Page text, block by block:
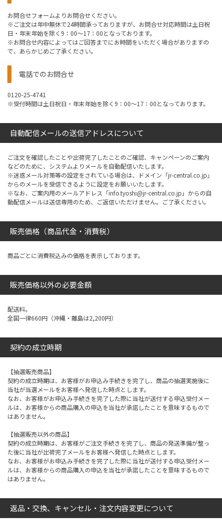
お問合せフォームよりお問合せください。
※ご注文は年中無休で24時間承っておりますが、お問合せ対応時間は土日祝
日・年末年始を除く9：00～17：00となっております。
※お問合せ内容によってはご回答までにお時間をいただく場合がありますの
で、あらかじめご了承ください。
電話でのお問合せ
0120-25-4741
※受付時間は土日祝日・年末年始を除く9：00～17：00となっております。
自動配信メールの送信アドレスについて
ご注文を確認したことや出荷完了したことのご確認、キャンペーンのご案内
などのために、システムよりメールを自動配信いたします。
※迷惑メール対策等の設定をされている場合は、ドメイン「jr-central.co.jp」
からのメールを受信できるように設定をお願いいたします。
※なお、ご案内用のメールアドレス「info.tyoshi@jr-central.co.jp」からの自
動配信メールは送信専用のため、ご返信いただけません。ご了承ください。
販売価格（商品代金・消費税）
商品ごとに消費税込みの価格を表示しております。
販売価格以外の必要金額
配送料。
全国一律660円（沖縄・離島は2,200円）
契約の成立時期
【抽選販売商品】
契約の成立時期は、お客様がお申込み手続きを完了し、商品の抽選実施後に
当社が当選メールをお客様へ発信した時点とします。
なお、お客様がお申込み手続きを完了した際に当社が送付する申込受付メー
ルは、お客様からの商品購入の申込を当社が承諾したことを意味するもので
はありません。
【抽選販売以外の商品】
契約の成立時期は、お客様がご注文手続きを完了し、商品の発送準備が整っ
た後に当社が出荷完了メールをお客様へ発信した時点とします。
なお、お客様がお申込み手続きを完了した際に当社が送付する申込受付メー
ルは、お客様からの商品購入の申込を当社が承諾したことを意味するもので
はありません。
返品・交換、キャンセル・注文内容変更について